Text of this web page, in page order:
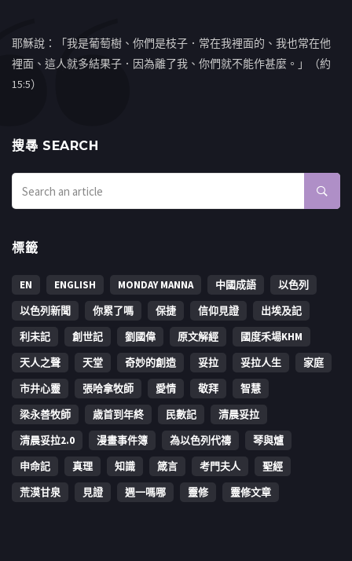
耶穌說：「我是葡萄樹、你們是枝子．常在我裡面的、我也常在他
裡面、這人就多結果子．因為離了我、你們就不能作甚麼。」（約
15:5）
搜㝷 SEARCH
標籤
EN ENGLISH MONDAY MANNA 中國成語
以色列
以色列新聞
你累了嗎 保捷 信仰見證
出埃及記
利未記
創世記 劉國偉 原文解經
國度禾場KHM
天人之聲
天堂 奇妙的創造 妥拉 妥拉人生
家庭
市井心靈
張哈拿牧師 愛情 敬拜
智慧
梁永善牧師
歳首到年終 民數記
清晨妥拉
清晨妥拉2.0
漫畫事件簿 為以色列代禱
琴與爐
申命記
真理 知識 箴言 考門夫人
聖經
荒漠甘泉
見證 週一嗎哪 靈修 靈修文章